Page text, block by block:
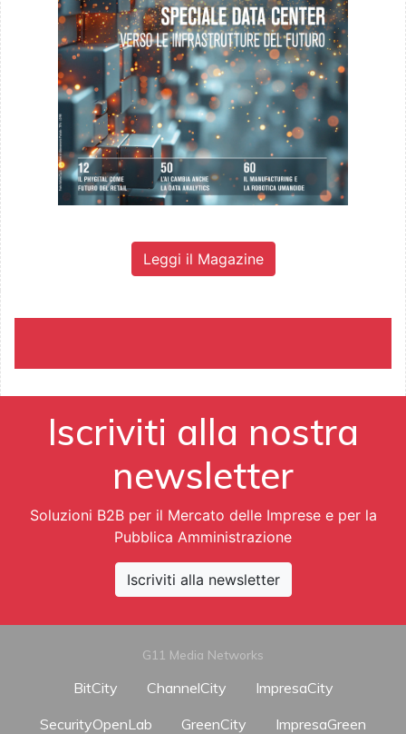
Leggi il Magazine
Iscriviti alla nostra
newsletter
Soluzioni B2B per il Mercato delle Imprese e per la
Pubblica Amministrazione
Iscriviti alla newsletter
G11 Media Networks
BitCity ChannelCity
ImpresaCity
SecurityOpenLab
GreenCity
ImpresaGreen